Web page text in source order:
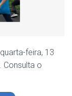
feira, 13
Consulta o